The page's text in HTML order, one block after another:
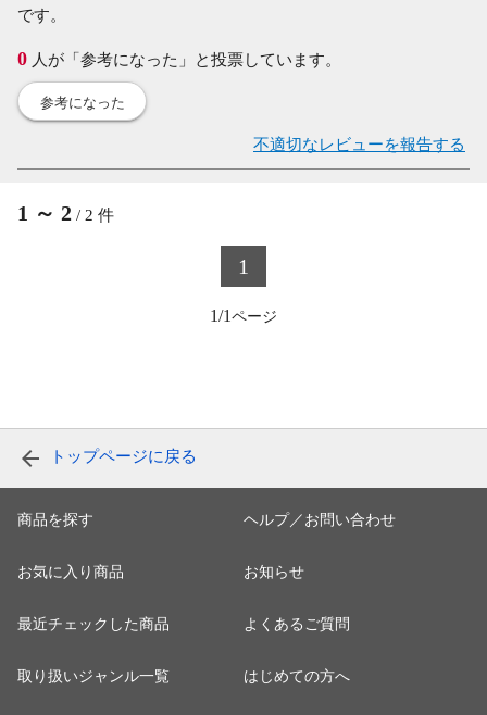
です。
0 人が「参考になった」と投票しています。
参考になった
不適切なレビューを報告する
1 ～ 2 / 2 件
1
1/1
トップページに戻る
商品を探す
お気に入り商品
最近チェックした商品
取り扱いジャンル一覧
ヘルプ／お問い合わせ
お知らせ
よくあるご質問
はじめての方へ